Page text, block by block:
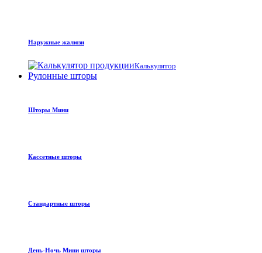
Наружные жалюзи
Калькулятор
Рулонные шторы
Шторы Мини
Кассетные шторы
Стандартные шторы
День-Ночь Мини шторы